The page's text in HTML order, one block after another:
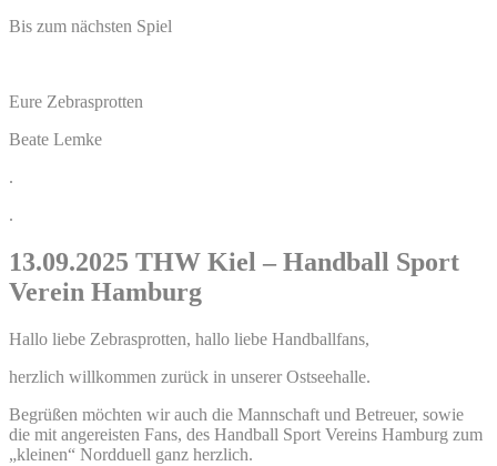
Bis zum nächsten Spiel
Eure Zebrasprotten
Beate Lemke
.
.
13.09.2025 THW Kiel – Handball Sport
Verein Hamburg
Hallo liebe Zebrasprotten, hallo liebe Handballfans,
herzlich willkommen zurück in unserer Ostseehalle.
Begrüßen möchten wir auch die Mannschaft und Betreuer, sowie
die mit angereisten Fans, des Handball Sport Vereins Hamburg zum
„kleinen“ Nordduell ganz herzlich.